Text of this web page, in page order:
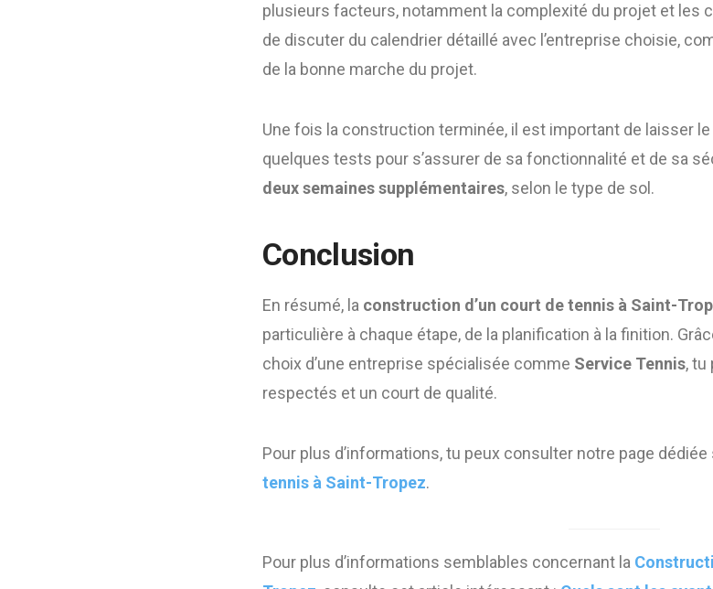
plusieurs facteurs, notamment la complexité du projet et les
de discuter du calendrier détaillé avec l’entreprise choisie,
de la bonne marche du projet.
Une fois la construction terminée, il est important de laisser
quelques tests pour s’assurer de sa fonctionnalité et de sa
deux semaines supplémentaires, selon le type de sol.
Conclusion
En résumé, la construction d’un court de tennis à Saint-
particulière à chaque étape, de la planification à la finition.
choix d’une entreprise spécialisée comme Service Tennis, tu
respectés et un court de qualité.
Pour plus d’informations, tu peux consulter notre page dédiée
tennis à Saint-Tropez.
Pour plus d’informations semblables concernant la